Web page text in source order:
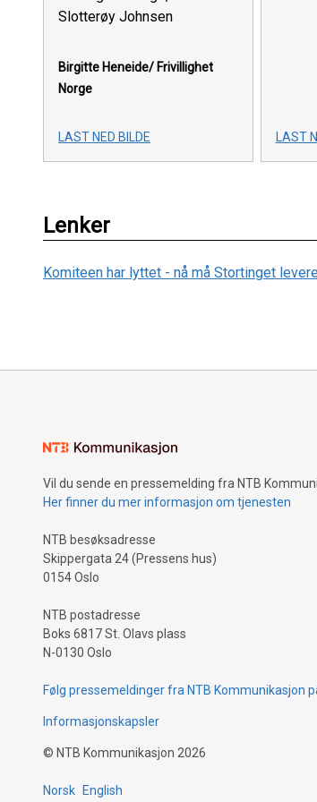
Slotterøy Johnsen
Birgitte Heneide/ Frivillighet
Norge
LAST NED BILDE LAST
Lenker
Komiteen har lyttet - nå må Stortinget
Vil du sende en pressemelding fra NTB
Her finner du mer informasjon om tjenesten
NTB besøksadresse
Skippergata 24 (Pressens hus)
0154 Oslo
NTB postadresse
Boks 6817 St. Olavs plass
N-0130 Oslo
Følg pressemeldinger fra NTB Kommunikasjon
Informasjonskapsler
© NTB Kommunikasjon 2026
Norsk English